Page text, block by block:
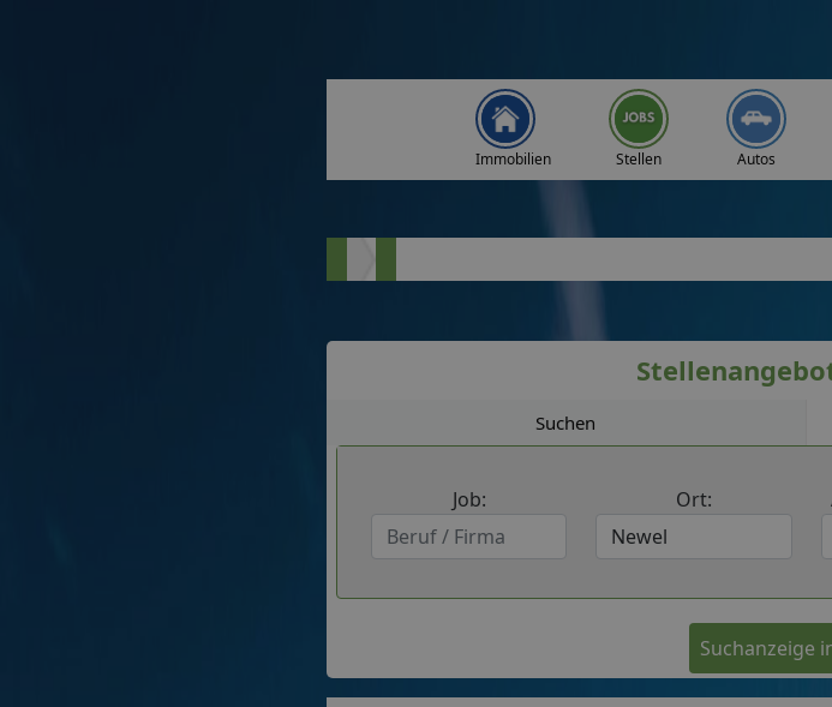
Immobilien Stellen Autos
Suchen
Job: Ort:
Suchanzeige